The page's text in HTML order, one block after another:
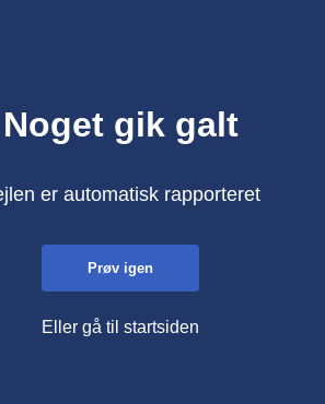
Noget gik galt
er automatisk rapporteret
Prøv igen
Eller gå til startsiden